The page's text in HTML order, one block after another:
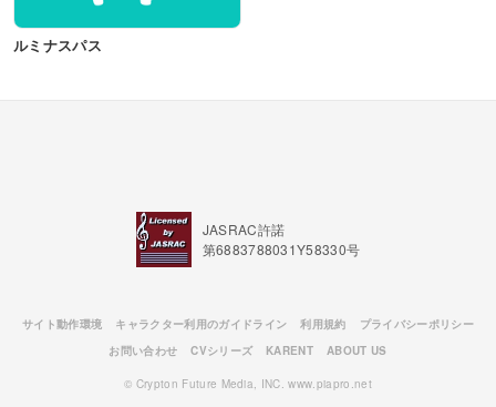
ルミナスパス
JASRAC許諾
第6883788031Y58330号
サイト動作環境 キャラクター利用のガイドライン 利用規約
プライバシーポリシー
お問い合わせ
CVシリーズ KARENT ABOUT US
© Crypton Future Media, INC. www.piapro.net